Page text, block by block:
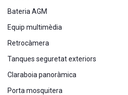
Bateria AGM
Equip multimèdia
Retrocàmera
Tanques seguretat exteriors
Claraboia panoràmica
Porta mosquitera